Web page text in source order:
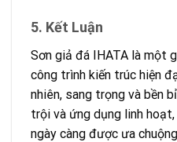
5. Kết Luận
Sơn giả đá IHATA là một
công trình kiến trúc hiện
nhiên, sang trọng và bền
trội và ứng dụng linh
ngày càng được ưa